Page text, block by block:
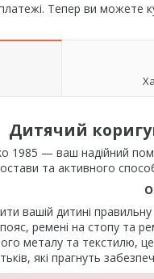
платежі. Тепер ви
Дитячий
1985 — ваш надійний
та активного
вашій дитині
ремені на стопу та
металу та текстилю,
які прагнуть